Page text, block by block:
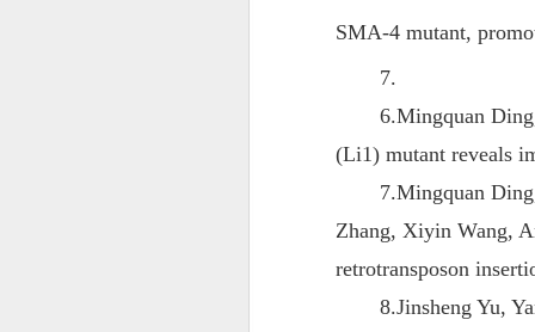
SMA-4 mutant,
7.
6.Mingquan
(Li1) mutant reveals
7.Mingquan
Zhang, Xiyin Wang,
retrotransposon
8.Jinsheng Yu,